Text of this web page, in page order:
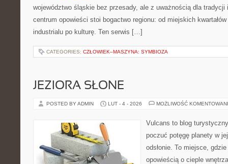
województwo śląskie bez przesady, ale z uważnością dla tradycji
centrum opowieści stoi bogactwo regionu: od miejskich
industrialu po kulturę. Ten serwis […]
CATEGORIES: CZŁOWIEK–MASZYNA: SYMBIOZA
JEZIORA SŁONE
POSTED BY ADMIN LUT - 4 - 2026 MOŻLIWOŚĆ
Vulcans to blog
poczuć potęgę planety w
odsłonie. To miejsce,
opowieścią o cieple